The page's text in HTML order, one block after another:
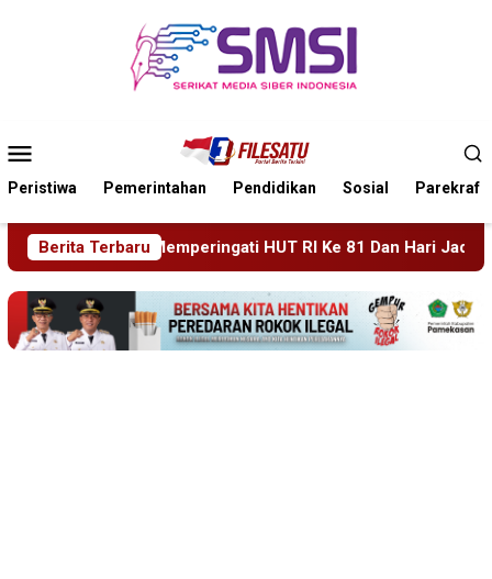
Mobile
Peristiwa Pemerintahan Pendidikan Sosial Parekraf
Berita Terbaru
Ke 81 Dan Hari Jadi Ke 702 Kabupaten Blitar, Dimeriahkan